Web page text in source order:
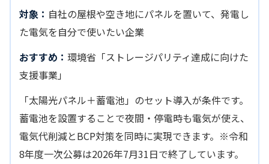
対象： 自社の屋根や空き地にパネルを置いて、発電し
た電気を自分で使いたい企業
おすすめ： 環境省「ストレージパリティ達成に向けた
支援事業」
「太陽光パネル＋蓄電池」のセット導入が条件です。
蓄電池を設置することで夜間・停電時も電気が使え、
電気代削減とBCP対策を同時に実現できます。※令和
8年度一次公募は2026年7月31日で終了しています。